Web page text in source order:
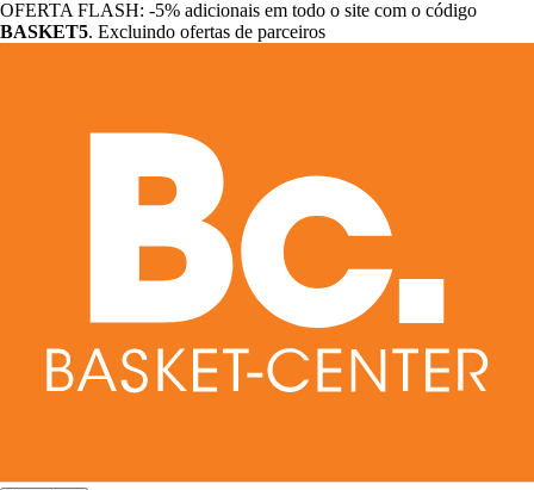
OFERTA FLASH: -5% adicionais em todo o site com o código
BASKET5. Excluindo ofertas de parceiros